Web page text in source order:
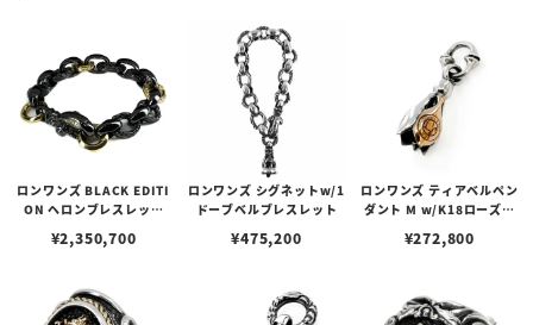
ロンワンズ BLACK EDITI
ON ヘロンブレスレット
w/ K18イエローゴールド
クレーンリング w/ダイヤ
モンドカスタム
¥2,350,700
ロンワンズ シグネットw/1
ドーブベルブレスレット
¥475,200
ロンワンズ ティアベルペン
ダント M w/K18ローズゴ
¥272,800